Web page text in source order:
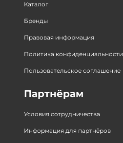
Каталог
Бренды
Правовая информация
Политика конфиденциальности
Пользовательское соглашение
Партнёрам
Условия сотрудничества
Информация для партнёров